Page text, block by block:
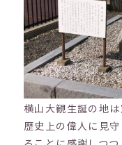
横山大観生誕の地
歴史上の偉人に見